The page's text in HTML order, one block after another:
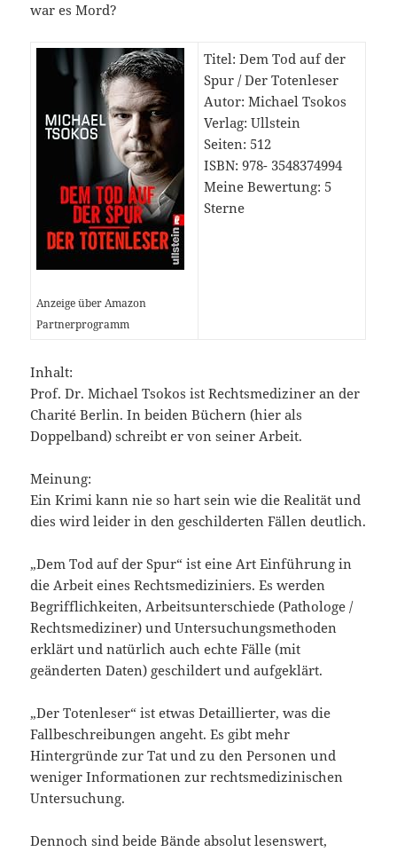
war es Mord?
Anzeige über Amazon
Partnerprogramm
Titel: Dem Tod auf der
Spur / Der Totenleser
Autor: Michael Tsokos
Verlag: Ullstein
Seiten: 512
ISBN: 978- 3548374994
Meine Bewertung: 5
Sterne
Inhalt:
Prof. Dr. Michael Tsokos ist Rechtsmediziner an der
Charité Berlin. In beiden Büchern (hier als
Doppelband) schreibt er von seiner Arbeit.
Meinung:
Ein Krimi kann nie so hart sein wie die Realität und
dies wird leider in den geschilderten Fällen deutlich.
„Dem Tod auf der Spur“ ist eine Art Einführung in
die Arbeit eines Rechtsmediziniers. Es werden
Begrifflichkeiten, Arbeitsunterschiede (Pathologe /
Rechtsmediziner) und Untersuchungsmethoden
erklärt und natürlich auch echte Fälle (mit
geänderten Daten) geschildert und aufgeklärt.
„Der Totenleser“ ist etwas Detaillierter, was die
Fallbeschreibungen angeht. Es gibt mehr
Hintergründe zur Tat und zu den Personen und
weniger Informationen zur rechtsmedizinischen
Untersuchung.
Dennoch sind beide Bände absolut lesenswert,